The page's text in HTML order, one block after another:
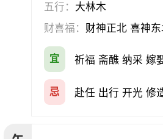
五行： 大林木
财喜福： 财神正北 喜神
宜 祈福 斋醮 纳采 嫁
忌 赴任 出行 开光 修